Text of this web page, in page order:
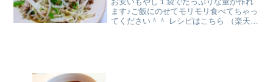
ます♪ご飯にのせてモリモリ食べてちゃっ
てください＾＾ レシピはこちら （楽天レ